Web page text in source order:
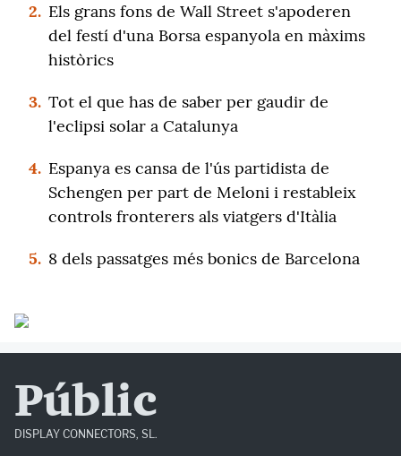
2. Els grans fons de Wall Street s'apoderen
del festí d'una Borsa espanyola en màxims
històrics
3. Tot el que has de saber per gaudir de
l'eclipsi solar a Catalunya
4. Espanya es cansa de l'ús partidista de
Schengen per part de Meloni i restableix
controls fronterers als viatgers d'Itàlia
5. 8 dels passatges més bonics de Barcelona
Públic
DISPLAY CONNECTORS, SL.